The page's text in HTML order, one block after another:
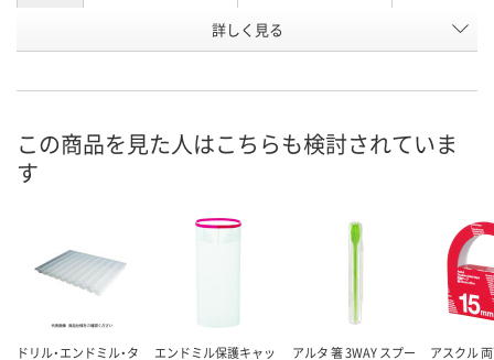
N261156 K960603
カゴへ カゴへ カ
詳しく見る
この商品を見た人はこちらも検討されていま
す
ドリル・エンドミル・タ
エンドミル保護キャッ
アルタ 箸 3WAY スプー
アスクル